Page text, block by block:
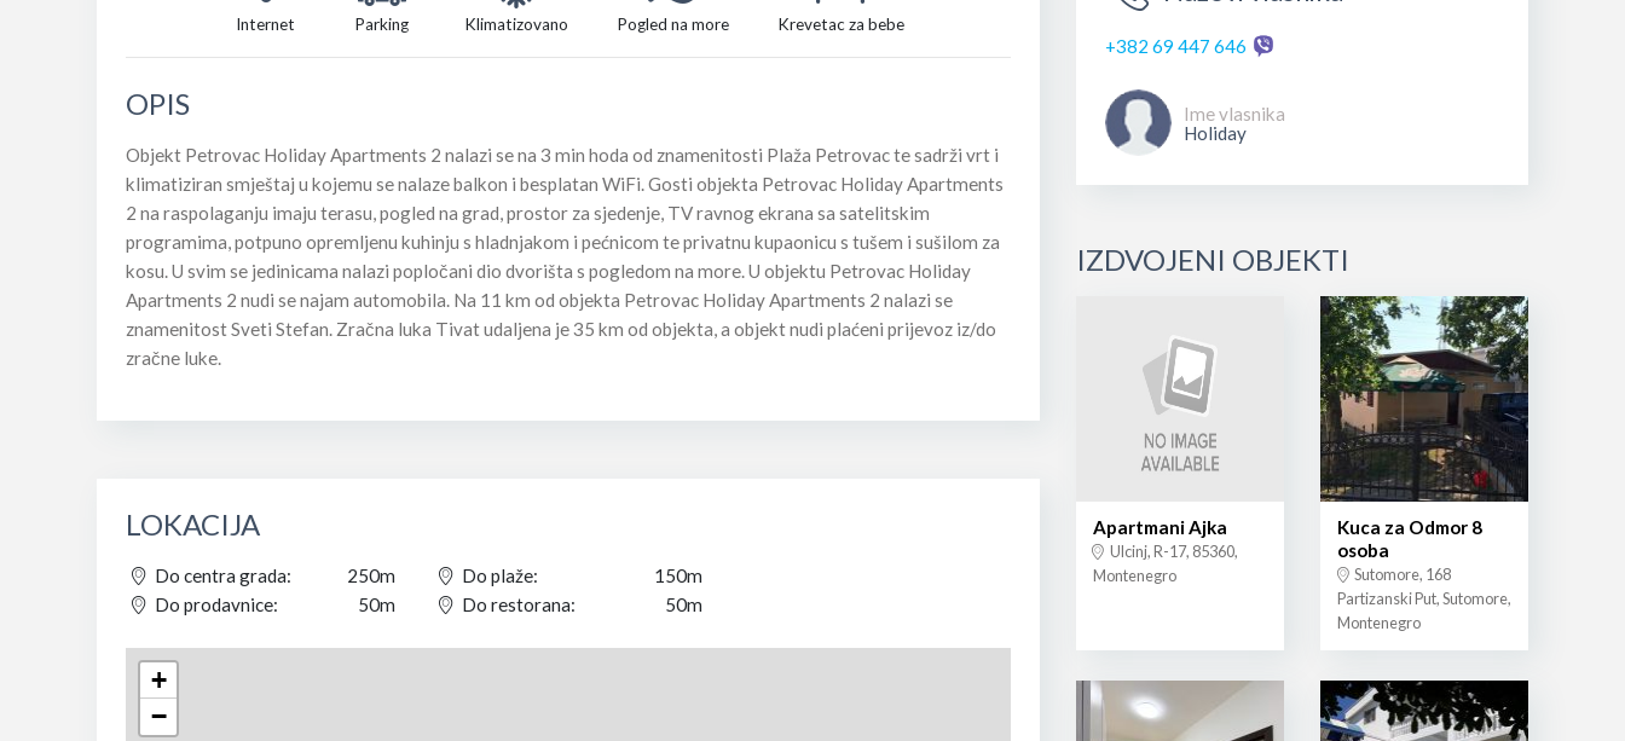
Internet Parking Klimatizovano Pogled na more Krevetac za bebe
OPIS
Objekt Petrovac Holiday Apartments 2 nalazi se na 3 min hoda od znamenitosti Plaža Petrovac te sadrži vrt i
klimatiziran smještaj u kojemu se nalaze balkon i besplatan WiFi. Gosti objekta Petrovac Holiday Apartments
2 na raspolaganju imaju terasu, pogled na grad, prostor za sjedenje, TV ravnog ekrana sa satelitskim
programima, potpuno opremljenu kuhinju s hladnjakom i pećnicom te privatnu kupaonicu s tušem i sušilom za
kosu. U svim se jedinicama nalazi popločani dio dvorišta s pogledom na more. U objektu Petrovac Holiday
Apartments 2 nudi se najam automobila. Na 11 km od objekta Petrovac Holiday Apartments 2 nalazi se
znamenitost Sveti Stefan. Zračna luka Tivat udaljena je 35 km od objekta, a objekt nudi plaćeni prijevoz iz/do
zračne luke.
LOKACIJA
Do centra grada: 250m Do plaže:
150m
Do prodavnice:
50m Do restorana: 50m
+
−
+382 69 447 646
Ime vlasnika
Holiday
IZDVOJENI OBJEKTI
Apartmani Ajka
Ulcinj, R-17, 85360,
Montenegro
Kuca za Odmor 8
osoba
Sutomore, 168
Partizanski Put, Sutomore,
Montenegro